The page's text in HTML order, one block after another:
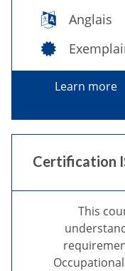
Anglais
Learn more
Certification
This